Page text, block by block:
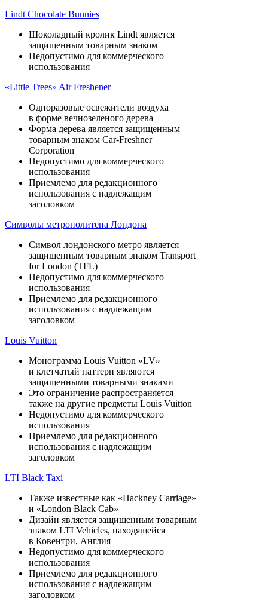
Lindt Chocolate Bunnies
Шоколадный кролик Lindt является
защищенным товарным знаком
Недопустимо для коммерческого
использования
«Little Trees» Air Freshener
Одноразовые освежители воздуха
в форме вечнозеленого дерева
Форма дерева является защищенным
товарным знаком Car-Freshner
Corporation
Недопустимо для коммерческого
использования
Приемлемо для редакционного
использования с надлежащим
заголовком
Символы метрополитена Лондона
Символ лондонского метро является
защищенным товарным знаком Transport
for London (TFL)
Недопустимо для коммерческого
использования
Приемлемо для редакционного
использования с надлежащим
заголовком
Louis Vuitton
Монограмма Louis Vuitton «LV»
и клетчатый паттерн являются
защищенными товарными знаками
Это ограничение распространяется
также на другие предметы Louis Vuitton
Недопустимо для коммерческого
использования
Приемлемо для редакционного
использования с надлежащим
заголовком
LTI Black Taxi
Также известные как «Hackney Carriage»
и «London Black Cab»
Дизайн является защищенным товарным
знаком LTI Vehicles, находящейся
в Ковентри, Англия
Недопустимо для коммерческого
использования
Приемлемо для редакционного
использования с надлежащим
заголовком